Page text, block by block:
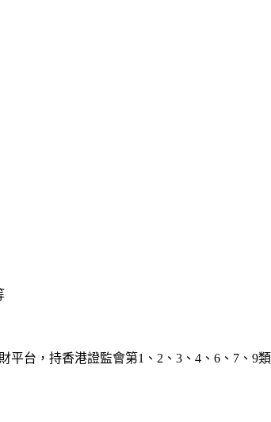
台，持香港證監會第1、2、3、4、6、7、